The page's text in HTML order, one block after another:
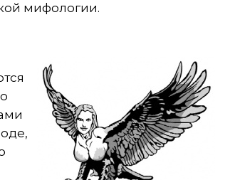
мифологии.